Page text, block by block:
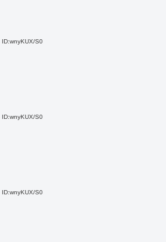
ID:wnyKUX/S0
ID:wnyKUX/S0
ID:wnyKUX/S0